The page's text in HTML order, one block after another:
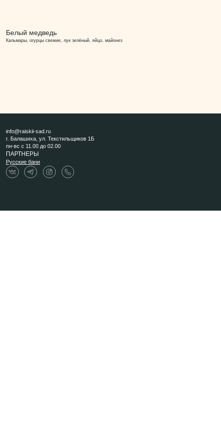
Белый медведь
Кальмары, огурцы свежие, лук зелёный, яйцо, майонез
info@raiskii-sad.ru
г. Балашиха, ул. Текстильщиков 1Б
пн-вс с 11.00 до 02.00
ПАРТНЕРЫ
Русские бани